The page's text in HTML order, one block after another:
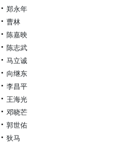
郑永年
曹林
陈嘉映
陈志武
马立诚
向继东
李昌平
王海光
邓晓芒
郭世佑
狄马